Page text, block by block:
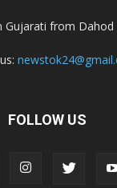
Gujarati from
FOLLOW US